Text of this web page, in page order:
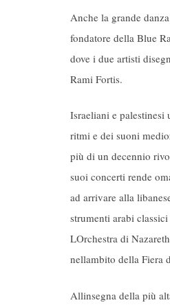
Anche la grande
fondatore della Blue
dove i due artisti
Rami Fortis.
Israeliani e palestinesi
ritmi e dei suoni
più di un decennio
suoi concerti rende
ad arrivare alla
strumenti arabi
LOrchestra di
nellambito della Fiera
Allinsegna della più